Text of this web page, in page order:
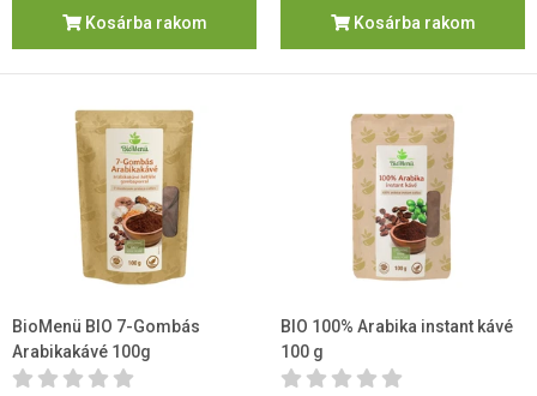
Kosárba rakom Kosárba rakom
BioMenü BIO 7-Gombás
Arabikakávé 100g
BIO 100% Arabika instant kávé
100 g